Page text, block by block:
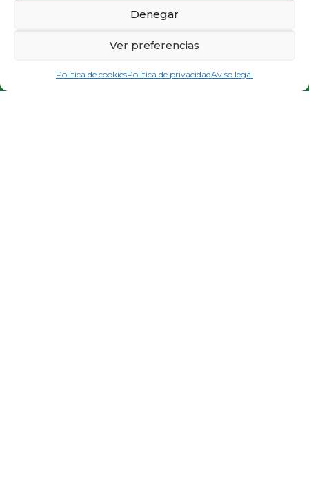
Denegar
Ver preferencias
Política de cookiesPolítica de privacidadAviso legal
PIDE CITA E INFÓRMATE